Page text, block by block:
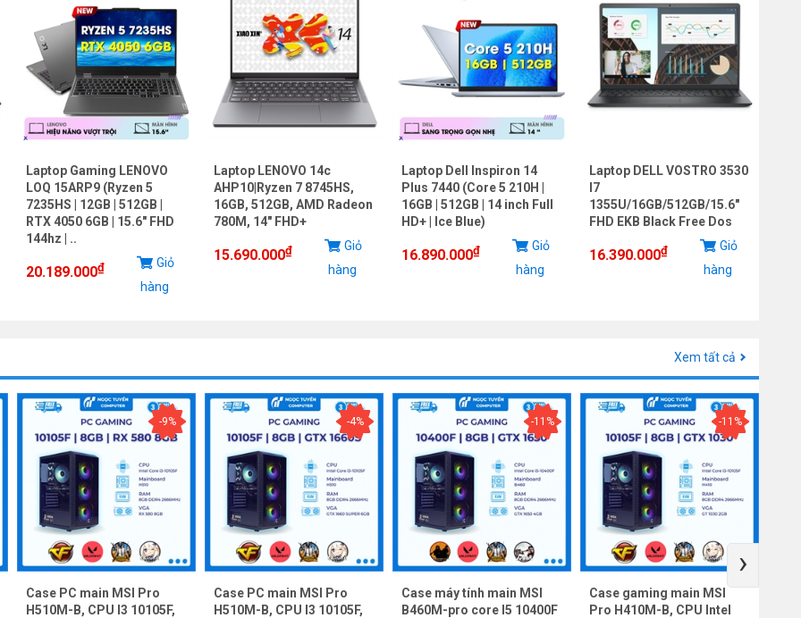
Laptop Gaming LENOVO
LOQ 15ARP9 (Ryzen 5
7235HS | 12GB | 512GB |
RTX 4050 6GB | 15.6" FHD
144hz | ..
20.189.000₫
Giỏ
hàng
Laptop LENOVO 14c
AHP10|Ryzen 7 8745HS,
16GB, 512GB, AMD Radeon
780M, 14" FHD+
15.690.000₫
Giỏ
hàng
Laptop Dell Inspiron 14
Plus 7440 (Core 5 210H |
16GB | 512GB | 14 inch Full
HD+ | Ice Blue)
16.890.000₫
Giỏ
hàng
Laptop DELL VOSTRO 3530
I7
1355U/16GB/512GB/15.6"
FHD EKB Black Free Dos
16.390.000₫
Giỏ
hàng
Xem tất cả
-9%
Case PC main MSI Pro
H510M-B, CPU I3 10105F,
-4%
Case PC main MSI Pro
H510M-B, CPU I3 10105F,
-11%
Case máy tính main MSI
B460M-pro core I5 10400F
-11%
Case gaming main MSI
Pro H410M-B, CPU Intel
›